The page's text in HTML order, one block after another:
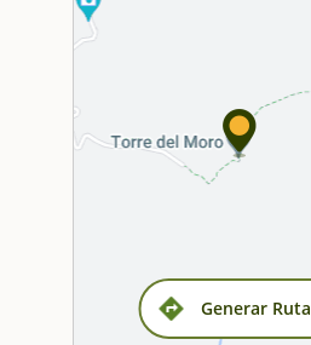
Generar Ruta